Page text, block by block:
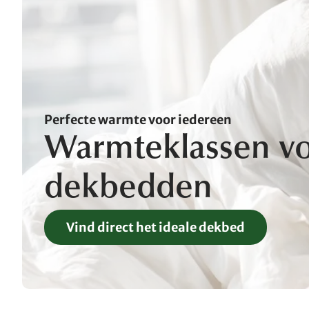
Perfecte warmte voor iedereen
Warmteklassen
dekbedden
Vind direct het ideale dekbed